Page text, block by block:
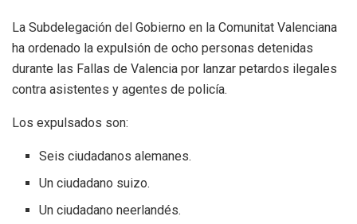
La Subdelegación del Gobierno en la Comunitat Valenciana
ha ordenado la expulsión de ocho personas detenidas
durante las Fallas de Valencia por lanzar petardos ilegales
contra asistentes y agentes de policía.
Los expulsados son:
Seis ciudadanos alemanes.
Un ciudadano suizo.
Un ciudadano neerlandés.